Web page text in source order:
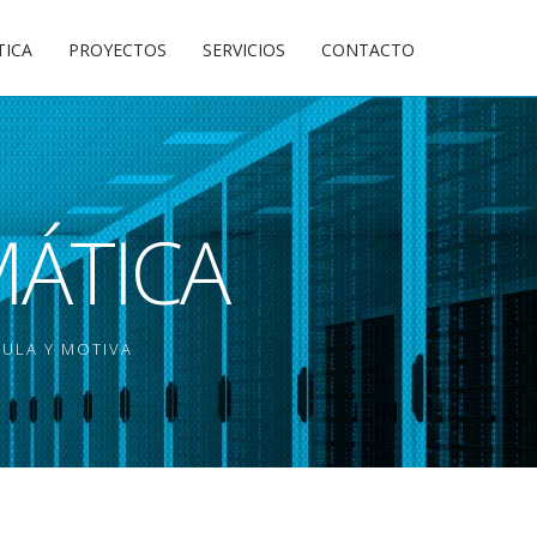
PROYECTOS SERVICIOS CONTACTO
Y MOTIVA